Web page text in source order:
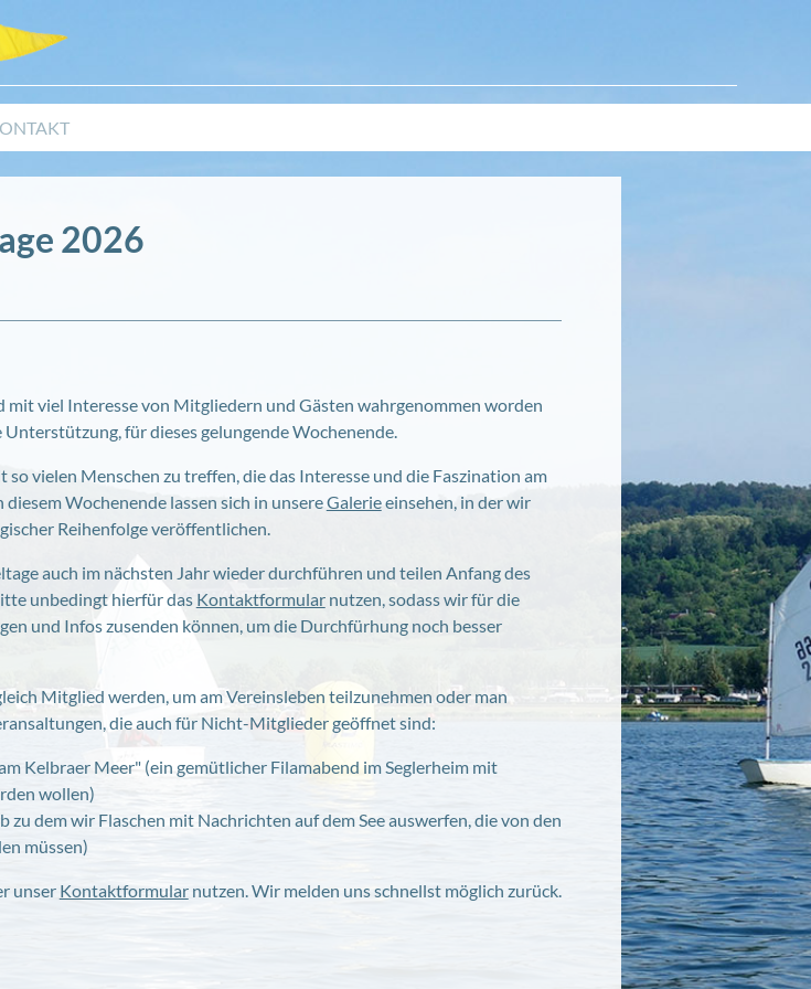
2026
mit viel Interesse von Mitgliedern und Gästen wahrgenommen worden
für dieses gelungende Wochenende.
vielen Menschen zu treffen, die das Interesse und die Faszination am
Wochenende lassen sich in unsereGalerieeinsehen, in der wir
Reihenfolge veröffentlichen.
auch im nächsten Jahr wieder durchführen und teilen Anfang des
unbedingt hierfür das Kontaktformularnutzen, sodass wir für die
und Infos zusenden können, um die Durchfürhung noch besser
Mitglied werden, um am Vereinsleben teilzunehmen oder man
die auch für Nicht-Mitglieder geöffnet sind:
Kelbraer Meer" (ein gemütlicher Filamabend im Seglerheim mit
wollen)
dem wir Flaschen mit Nachrichten auf dem See auswerfen, die von den
müssen)
unser Kontaktformularnutzen. Wir melden uns schnellst möglich zurück.